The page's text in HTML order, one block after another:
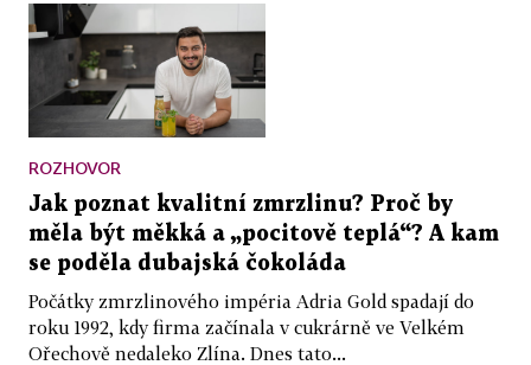
ROZHOVOR
Jak poznat kvalitní zmrzlinu? Proč by
měla být měkká a „pocitově teplá“? A kam
se poděla dubajská čokoláda
Počátky zmrzlinového impéria Adria Gold spadají do
roku 1992, kdy firma začínala v cukrárně ve Velkém
Ořechově nedaleko Zlína. Dnes tato...